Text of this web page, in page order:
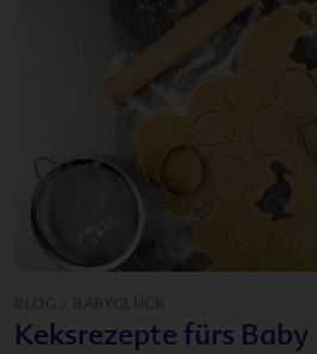
BLOG > BABYGLÜCK
Keksrezepte fürs Baby